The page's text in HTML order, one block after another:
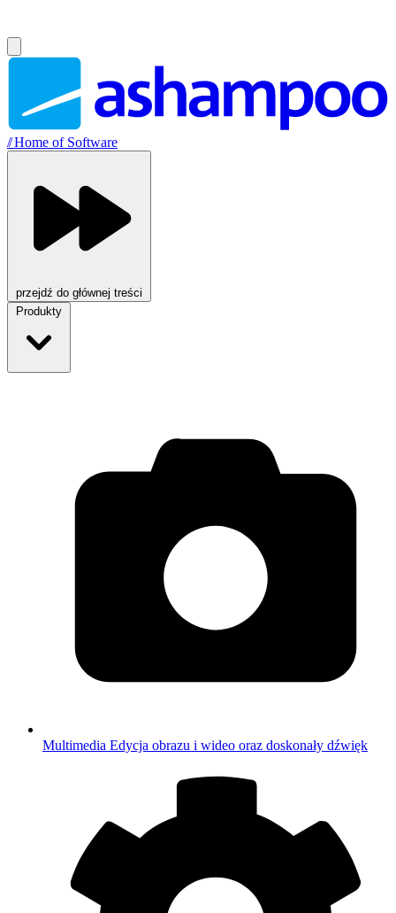
//Home of Software
przejdź do głównej treści
Produkty
Multimedia Edycja obrazu i wideo oraz doskonały dźwięk